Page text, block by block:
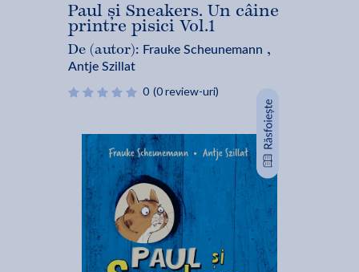
Paul și Sneakers. Un câine
printre pisici Vol.1
De (autor): Frauke Scheunemann ,
Antje Szillat
0 (0 review-uri)